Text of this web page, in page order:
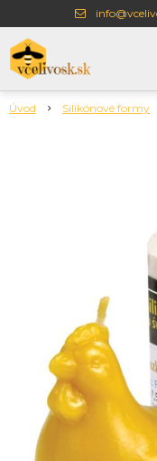
Úvod Silikónové formy